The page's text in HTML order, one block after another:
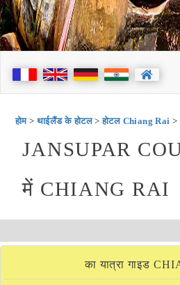
होम>थाईलैंड के होटल>होटल Chiang Rai >
JANSUPAR
में CHIANG RAI
का यात्रा गाइड